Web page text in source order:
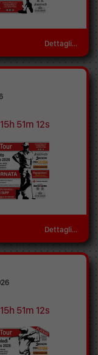
Dettagli...
51m 12s
Dettagli...
51m 12s